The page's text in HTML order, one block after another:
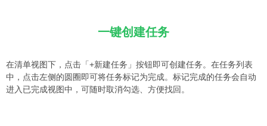
一键创建任务
在清单视图下，点击「+新建任务」按钮即可创建任务。在任务列表
中，点击左侧的圆圈即可将任务标记为完成。标记完成的任务会自动
进入已完成视图中，可随时取消勾选、方便找回。